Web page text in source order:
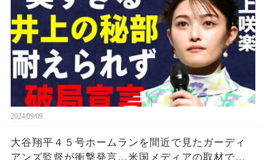
2024/09/09
大谷翔平４５号ホームランを間近で見たガーディ
アンズ監督が衝撃発言…米国メディアの取材で明